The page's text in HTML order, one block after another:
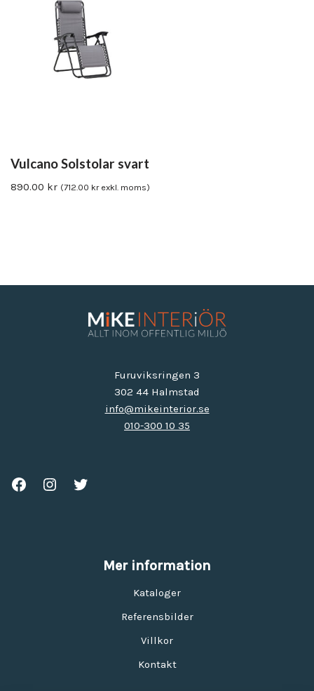
Vulcano Solstolar svart
890.00 kr (712.00 krexkl. moms)
Furuviksringen 3
302 44 Halmstad
info@mikeinterior.se
010-300 10 35
Mer information
Kataloger
Referensbilder
Villkor
Kontakt